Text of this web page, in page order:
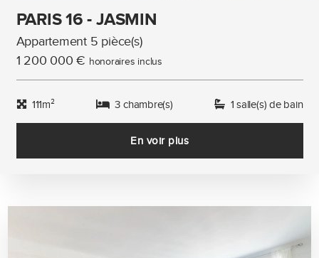
PARIS 16 - JASMIN
Appartement 5 pièce(s)
1 200 000 € honoraires inclus
111m² 3 chambre(s) 1 salle(s) de bain
En voir plus